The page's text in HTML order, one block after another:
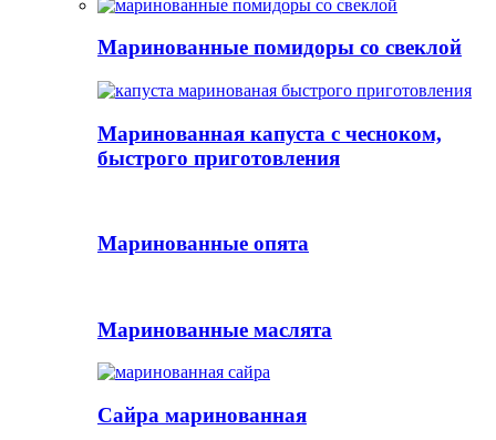
Маринованные помидоры со свеклой
Маринованная капуста с чесноком,
быстрого приготовления
Маринованные опята
Маринованные маслята
Сайра маринованная